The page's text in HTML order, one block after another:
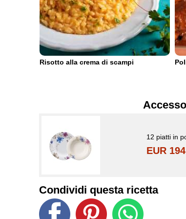
Risotto alla crema di scampi
12 piatti in
EUR
Condividi questa ricetta